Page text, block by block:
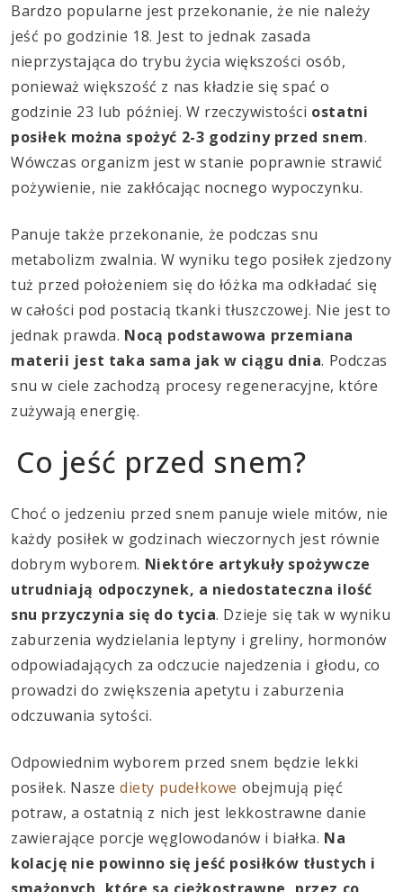
Bardzo popularne jest przekonanie, że nie należy
jeść po godzinie 18. Jest to jednak zasada
nieprzystająca do trybu życia większości osób,
ponieważ większość z nas kładzie się spać o
godzinie 23 lub później. W rzeczywistości ostatni
posiłek można spożyć 2-3 godziny przed snem.
Wówczas organizm jest w stanie poprawnie strawić
pożywienie, nie zakłócając nocnego wypoczynku.
Panuje także przekonanie, że podczas snu
metabolizm zwalnia. W wyniku tego posiłek zjedzony
tuż przed położeniem się do łóżka ma odkładać się
w całości pod postacią tkanki tłuszczowej. Nie jest to
jednak prawda. Nocą podstawowa przemiana
materii jest taka sama jak w ciągu dnia. Podczas
snu w ciele zachodzą procesy regeneracyjne, które
zużywają energię.
Co jeść przed snem?
Choć o jedzeniu przed snem panuje wiele mitów, nie
każdy posiłek w godzinach wieczornych jest równie
dobrym wyborem. Niektóre artykuły spożywcze
utrudniają odpoczynek, a niedostateczna ilość
snu przyczynia się do tycia. Dzieje się tak w wyniku
zaburzenia wydzielania leptyny i greliny, hormonów
odpowiadających za odczucie najedzenia i głodu, co
prowadzi do zwiększenia apetytu i zaburzenia
odczuwania sytości.
Odpowiednim wyborem przed snem będzie lekki
posiłek. Nasze diety pudełkowe obejmują pięć
potraw, a ostatnią z nich jest lekkostrawne danie
zawierające porcje węglowodanów i białka. Na
kolację nie powinno się jeść posiłków tłustych i